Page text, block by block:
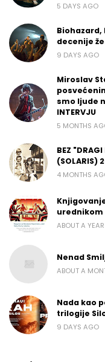
5 DAYS AGO
Biohazard,
decenije
9 DAYS AGO
Miroslav
smo ljude
INTERVJU
5 MONTHS
BEZ
(SOLARIS)
4 MONTHS
urednikom
ABOUT A
Nenad
ABOUT A
Nada kao
trilogije
9 DAYS AGO